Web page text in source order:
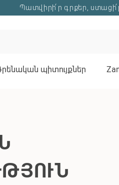
Պատվիրի՛ր գրքեր,
պիտույքներ
ԻՆՈ